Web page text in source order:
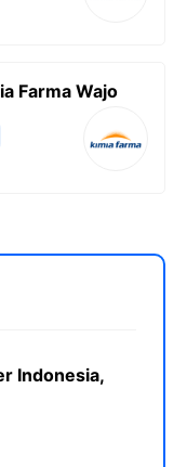
Farma Wajo
Indonesia,